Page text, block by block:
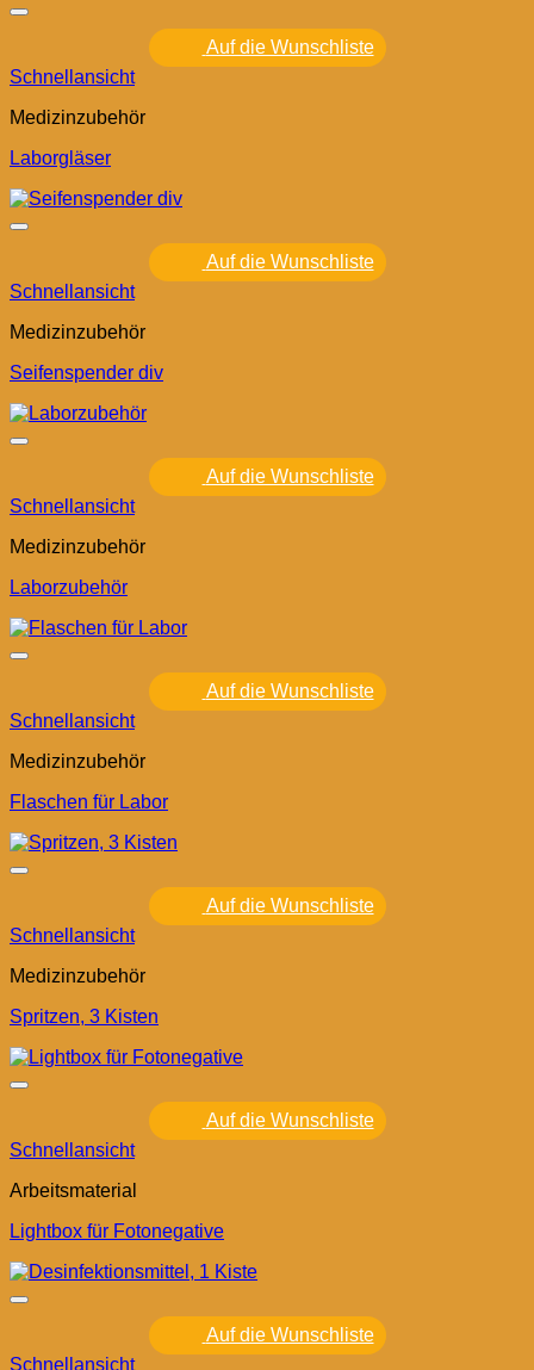
Auf die Wunschliste
Schnellansicht
Medizinzubehör
Laborgläser
Auf die Wunschliste
Schnellansicht
Medizinzubehör
Seifenspender div
Auf die Wunschliste
Schnellansicht
Medizinzubehör
Laborzubehör
Auf die Wunschliste
Schnellansicht
Medizinzubehör
Flaschen für Labor
Auf die Wunschliste
Schnellansicht
Medizinzubehör
Spritzen, 3 Kisten
Auf die Wunschliste
Schnellansicht
Arbeitsmaterial
Lightbox für Fotonegative
Auf die Wunschliste
Schnellansicht